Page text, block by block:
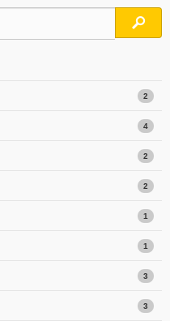
検索
2
4
2
2
1
1
3
3